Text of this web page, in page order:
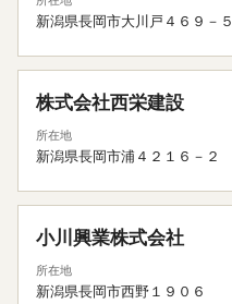
新潟県長岡市大川戸４６９－５
株式会社西栄建設
所在地
新潟県長岡市浦４２１６－２
小川興業株式会社
所在地
新潟県長岡市西野１９０６